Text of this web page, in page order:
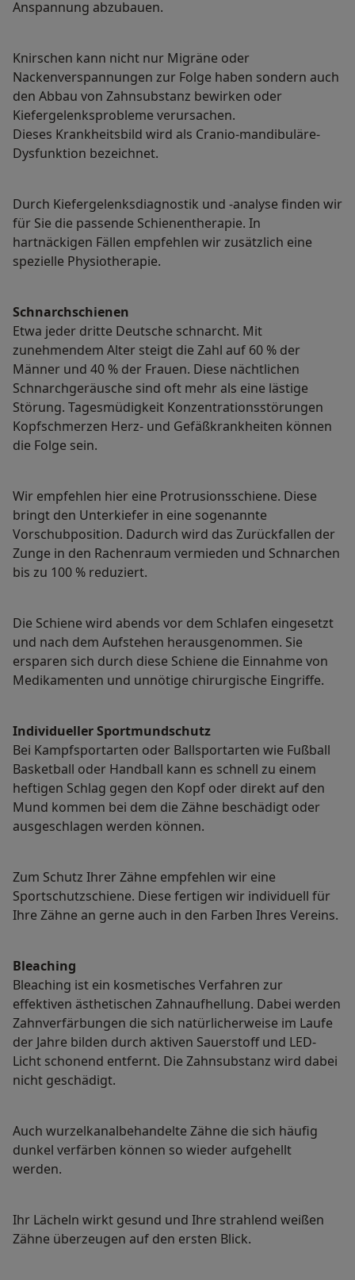
Anspannung abzubauen.
Knirschen kann nicht nur Migräne oder
Nackenverspannungen zur Folge haben sondern auch
den Abbau von Zahnsubstanz bewirken oder
Kiefergelenksprobleme verursachen.
Dieses Krankheitsbild wird als Cranio-mandibuläre-
Dysfunktion bezeichnet.
Durch Kiefergelenksdiagnostik und -analyse finden wir
für Sie die passende Schienentherapie. In
hartnäckigen Fällen empfehlen wir zusätzlich eine
spezielle Physiotherapie.
Schnarchschienen
Etwa jeder dritte Deutsche schnarcht. Mit
zunehmendem Alter steigt die Zahl auf 60 % der
Männer und 40 % der Frauen. Diese nächtlichen
Schnarchgeräusche sind oft mehr als eine lästige
Störung. Tagesmüdigkeit Konzentrationsstörungen
Kopfschmerzen Herz- und Gefäßkrankheiten können
die Folge sein.
Wir empfehlen hier eine Protrusionsschiene. Diese
bringt den Unterkiefer in eine sogenannte
Vorschubposition. Dadurch wird das Zurückfallen der
Zunge in den Rachenraum vermieden und Schnarchen
bis zu 100 % reduziert.
Die Schiene wird abends vor dem Schlafen eingesetzt
und nach dem Aufstehen herausgenommen. Sie
ersparen sich durch diese Schiene die Einnahme von
Medikamenten und unnötige chirurgische Eingriffe.
Individueller Sportmundschutz
Bei Kampfsportarten oder Ballsportarten wie Fußball
Basketball oder Handball kann es schnell zu einem
heftigen Schlag gegen den Kopf oder direkt auf den
Mund kommen bei dem die Zähne beschädigt oder
ausgeschlagen werden können.
Zum Schutz Ihrer Zähne empfehlen wir eine
Sportschutzschiene. Diese fertigen wir individuell für
Ihre Zähne an gerne auch in den Farben Ihres Vereins.
Bleaching
Bleaching ist ein kosmetisches Verfahren zur
effektiven ästhetischen Zahnaufhellung. Dabei werden
Zahnverfärbungen die sich natürlicherweise im Laufe
der Jahre bilden durch aktiven Sauerstoff und LED-
Licht schonend entfernt. Die Zahnsubstanz wird dabei
nicht geschädigt.
Auch wurzelkanalbehandelte Zähne die sich häufig
dunkel verfärben können so wieder aufgehellt
werden.
Ihr Lächeln wirkt gesund und Ihre strahlend weißen
Zähne überzeugen auf den ersten Blick.